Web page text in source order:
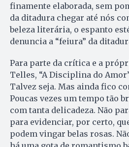
finamente elaborada, sem
da ditadura chegar até nós
beleza literária, o espanto
denuncia a “feiura” da
Para parte da crítica e a
Telles, “A Disciplina do
Talvez seja. Mas ainda fico
Poucas vezes um tempo tão
com tanta delicadeza. Não
para evidenciar, por certo,
podem vingar belas rosas.